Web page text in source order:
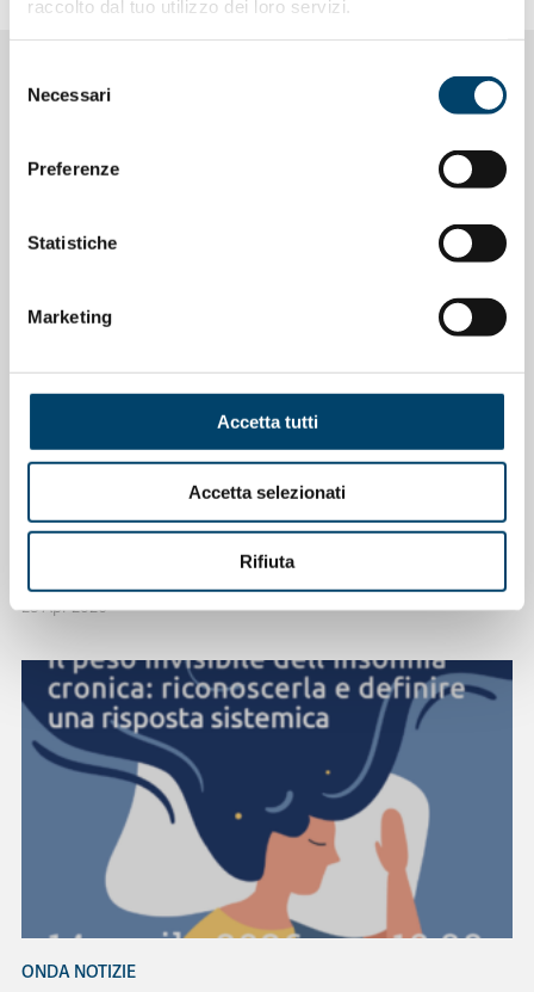
raccolto dal tuo utilizzo dei loro servizi.
delNecessari
Preferenze
Statistiche
Marketing
Accetta tutti
Accetta selezionati
Rifiuta
NOTIZIE CORRELATE
Women’s Health Matters Bridging the
28 Apr 2026
ONDA NOTIZIE